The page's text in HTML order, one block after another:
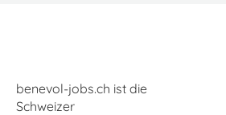
benevol-jobs.ch ist die
Schweizer